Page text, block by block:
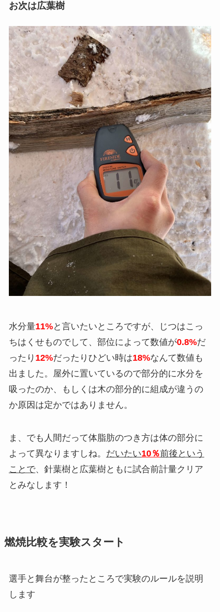
お次は広葉樹
水分量11%と言いたいところですが、じつはこっ
ちはくせものでして、部位によって数値が0.8%だ
ったり 12%だったりひどい時は18%なんて数値も
出ました。屋外に置いているので部分的に水分を
吸ったのか、もしくは木の部分的に組成が違うの
か原因は定かではありません。
ま、でも人間だって体脂肪のつき方は体の部分に
よって異なりますしね。 だいたい10％前後という
ことで、針葉樹と広葉樹ともに試合前計量クリア
とみなします！
燃焼比較を実験スタート
選手と舞台が整ったところで実験のルールを説明
します